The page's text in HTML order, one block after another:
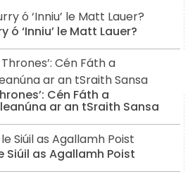
ó ‘Inniu’ le Matt Lauer?
Cén Fáth a
ar an tSraith Sansa
Siúil as Agallamh Poist